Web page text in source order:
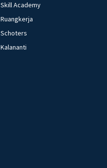
Skill Academy
Ruangkerja
Schoters
Kalananti